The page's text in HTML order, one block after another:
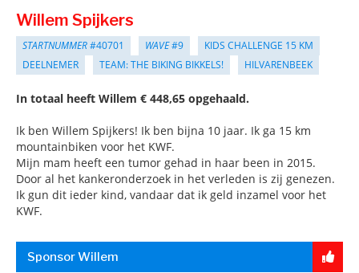
Willem Spijkers
STARTNUMMER#40701 WAVE#9
KIDS CHALLENGE 15 KM
DEELNEMER
TEAM: THE BIKING BIKKELS! HILVARENBEEK
In totaal heeft Willem € 448,65 opgehaald.
Ik ben Willem Spijkers! Ik ben bijna 10 jaar. Ik ga 15 km
mountainbiken voor het KWF.
Mijn mam heeft een tumor gehad in haar been in 2015.
Door al het kankeronderzoek in het verleden is zij genezen.
Ik gun dit ieder kind, vandaar dat ik geld inzamel voor het
KWF.
Sponsor Willem